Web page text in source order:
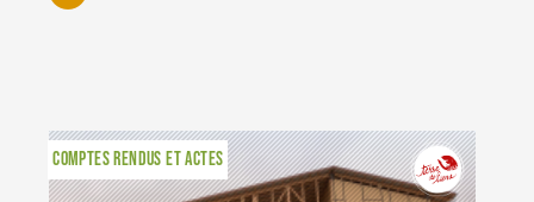
COMPTES RENDUS ET ACTES